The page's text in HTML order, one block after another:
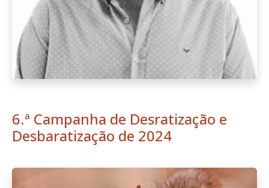
6.ª Campanha de Desratização e
Desbaratização de 2024